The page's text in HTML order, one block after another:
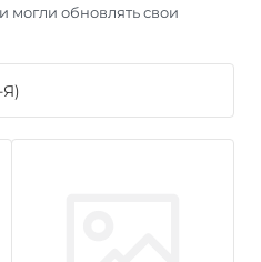
могли обновлять свои